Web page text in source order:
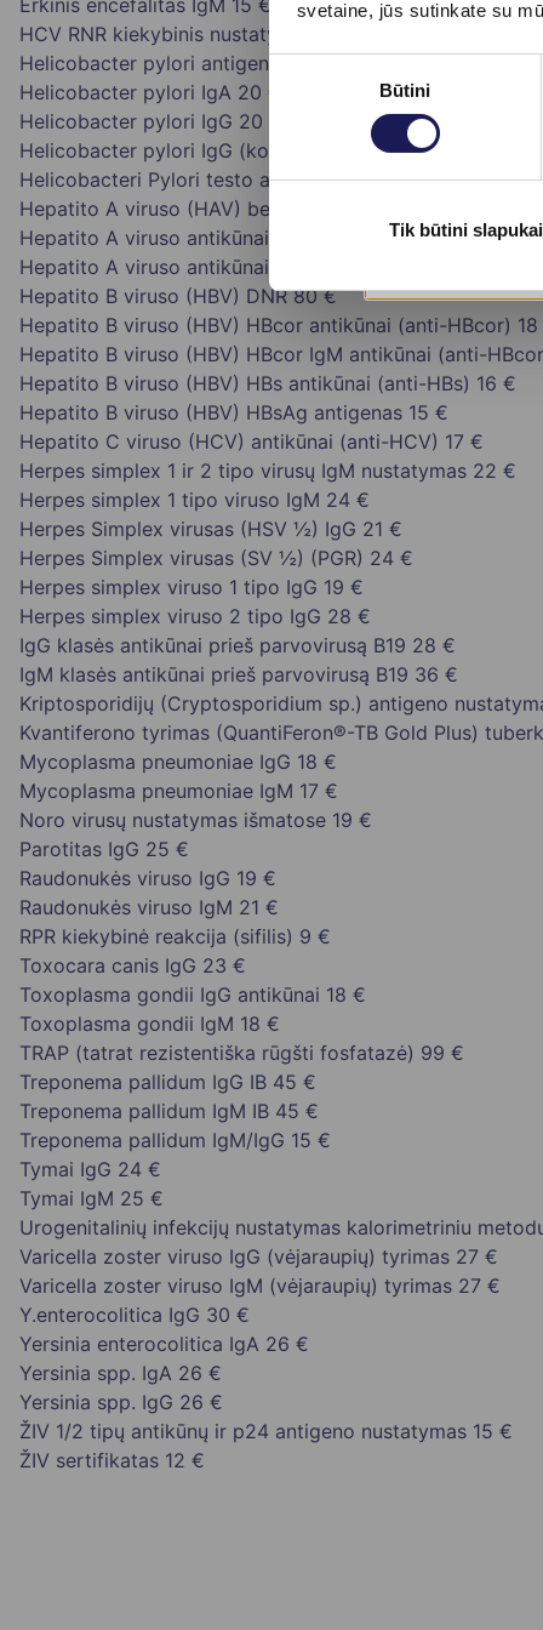
svetaine, jūs sutinkate su
pasirinkimas
Būtini
Tik būtini slapukai
Erkinis encefalitas IgM 15 €
HCV RNR kiekybinis nustatymas
Helicobacter pylori antigeno nustatymas išmatose
Helicobacter pylori IgA 20 €
Helicobacter pylori IgG 20 €
Helicobacter pylori IgG (kokybinis)
19 €
Helicobacteri Pylori testo atlikimas ir įvertinimas 20 €
Hepatito A viruso (HAV) bendrų antikūnų nustatymas
Hepatito A viruso antikūnai IgG
Hepatito A viruso antikūnai IgM
Hepatito B viruso (HBV) DNR 80 €
Hepatito B viruso (HBV) HBcor antikūnai (anti-HBcor)
Hepatito B viruso (HBV) HBcor IgM antikūnai (anti-
Hepatito B viruso (HBV) HBs antikūnai (anti-HBs) 16 €
Hepatito B viruso (HBV) HBsAg antigenas 15 €
Hepatito C viruso (HCV) antikūnai (anti-HCV) 17 €
Herpes simplex 1 ir 2 tipo virusų IgM nustatymas 22 €
Herpes simplex 1 tipo viruso IgM 24 €
Herpes Simplex virusas (HSV ½) IgG 21 €
Herpes Simplex virusas (SV ½) (PGR) 24 €
Herpes simplex viruso 1 tipo IgG 19 €
Herpes simplex viruso 2 tipo IgG 28 €
IgG klasės antikūnai prieš parvovirusą B19 28 €
IgM klasės antikūnai prieš parvovirusą B19 36 €
Kriptosporidijų (Cryptosporidium sp.) antigeno
Kvantiferono tyrimas (QuantiFeron®-TB Gold Plus)
Mycoplasma pneumoniae IgG 18 €
Mycoplasma pneumoniae IgM 17 €
Noro virusų nustatymas išmatose 19 €
Parotitas IgG 25 €
Raudonukės viruso IgG 19 €
Raudonukės viruso IgM 21 €
RPR kiekybinė reakcija (sifilis) 9 €
Toxocara canis IgG 23 €
Toxoplasma gondii IgG antikūnai 18 €
Toxoplasma gondii IgM 18 €
TRAP (tatrat rezistentiška rūgšti fosfatazė) 99 €
Treponema pallidum IgG IB 45 €
Treponema pallidum IgM IB 45 €
Treponema pallidum IgM/IgG 15 €
Tymai IgG 24 €
Tymai IgM 25 €
Urogenitalinių infekcijų nustatymas kalorimetriniu
Varicella zoster viruso IgG (vėjaraupių) tyrimas 27 €
Varicella zoster viruso IgM (vėjaraupių) tyrimas 27 €
Y.enterocolitica IgG 30 €
Yersinia enterocolitica IgA 26 €
Yersinia spp. IgA 26 €
Yersinia spp. IgG 26 €
ŽIV 1/2 tipų antikūnų ir p24 antigeno nustatymas 15 €
ŽIV sertifikatas 12 €